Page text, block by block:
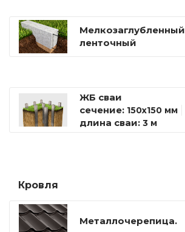
Мелкозаглубленный
ленточный
ЖБ сваи
сечение: 150х150 мм
длина сваи: 3 м
Кровля
Металлочерепица.